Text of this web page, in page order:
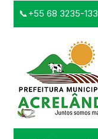
📞+55 68 3235-